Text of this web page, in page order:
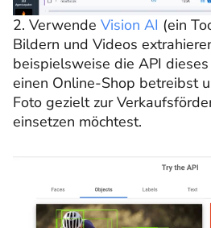
2. Verwende Vision AI (ein
Bildern und Videos
beispielsweise die API
einen Online-Shop betreibst
Foto gezielt zur
einsetzen möchtest.